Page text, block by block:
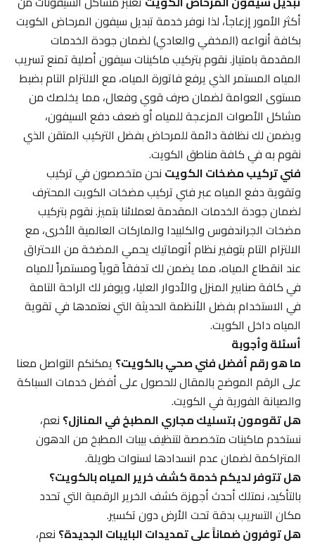
أكثر الأمور إزعاجاً، لذا نوفر خدمة تبديل سيفون المرحاض الكويت
بكافة أنواعه (المخفي والعادي) لضمان جودة الخدمات
المقدمة بامتياز. نقوم بتركيب ماكينات سيفون أصلية تمنع تسريب
المياه المستمر الذي يرفع فاتورة المياه، مع الالتزام التام بضبط
مستوى العوامة لضمان صرف قوي وفعال، مما يخلصك من
مشاكل الأصوات المزعجة للمياه أو ضعف دفع السيفون،
ويضمن لك نظافة دائمة للمرحاض بفضل التركيب المتقن الذي
نقوم به في كافة مناطق الكويت.
فني تركيب مضخات الكويتنحن متخصصون في تركيب
وتقوية دفع المياه عبر فني تركيب مضخات الكويت المحترف
لضمان جودة الخدمات المقدمة لعملائنا بتميز. نقوم بتركيب
مضخات الجراندفوس والكلبيدا والماركات العالمية الأخرى، مع
الالتزام التام بتوفير نظام أتوماتيك يحمي المضخة من الاحتراق
عند انقطاع المياه، مما يضمن لك تدفقاً قوياً ومستمراً للمياه
في كافة صنابير المنزل والأدوار العليا، ويوفر لك الراحة التامة
في الاستخدام بفضل الأنظمة الحديثة التي نعتمدها في تقوية
المياه داخل الكويت.
أسئلة وأجوبة
ما هو رقم أفضل فني صحي بالكويت؟يمكنكم التواصل معنا
على الرقم الموضح بالمقال للحصول على أفضل خدمات السباكة
والصيانة الفورية في الكويت.
هل تقومون بتسليك مجاري المطبخ في المنازل؟نعم،
نستخدم ماكينات متخصصة لتنظيف بيبات المطبخ من الدهون
المتراكمة لضمان عدم انسدادها لسنوات طويلة.
هل تتوفر لديكم خدمة كشف خرير المياه بالكويت؟
بالتأكيد، نمتلك أحدث أجهزة كشف الخرير الرقمية التي تحدد
مكان التسريب بدقة تحت الأرض دون تكسير.
هل توفرون ضماناً على تمديدات البايبات الجديدة؟نعم،